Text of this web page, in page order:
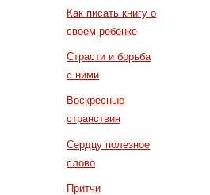
Как писать книгу о
своем ребенке
Страсти и борьба
с ними
Воскресные
странствия
Сердцу полезное
слово
Притчи